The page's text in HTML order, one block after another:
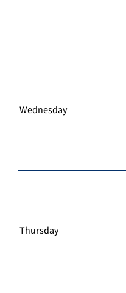
Wednesday
Thursday